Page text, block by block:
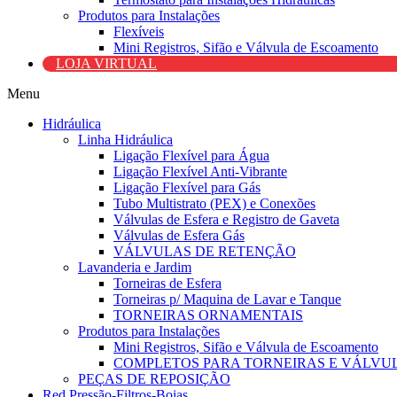
Produtos para Instalações
Flexíveis
Mini Registros, Sifão e Válvula de Escoamento
LOJA VIRTUAL
Menu
Hidráulica
Linha Hidráulica
Ligação Flexível para Água
Ligação Flexível Anti-Vibrante
Ligação Flexível para Gás
Tubo Multistrato (PEX) e Conexões
Válvulas de Esfera e Registro de Gaveta
Válvulas de Esfera Gás
VÁLVULAS DE RETENÇÃO
Lavanderia e Jardim
Torneiras de Esfera
Torneiras p/ Maquina de Lavar e Tanque
TORNEIRAS ORNAMENTAIS
Produtos para Instalações
Mini Registros, Sifão e Válvula de Escoamento
COMPLETOS PARA TORNEIRAS E
PEÇAS DE REPOSIÇÃO